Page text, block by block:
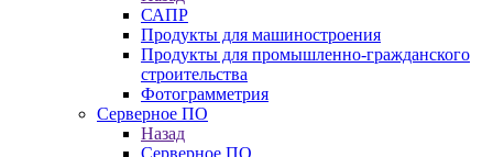
САПР
Продукты для машиностроения
Продукты для промышленно-гражданского
строительства
Фотограмметрия
Серверное ПО
Назад
Серверное ПО